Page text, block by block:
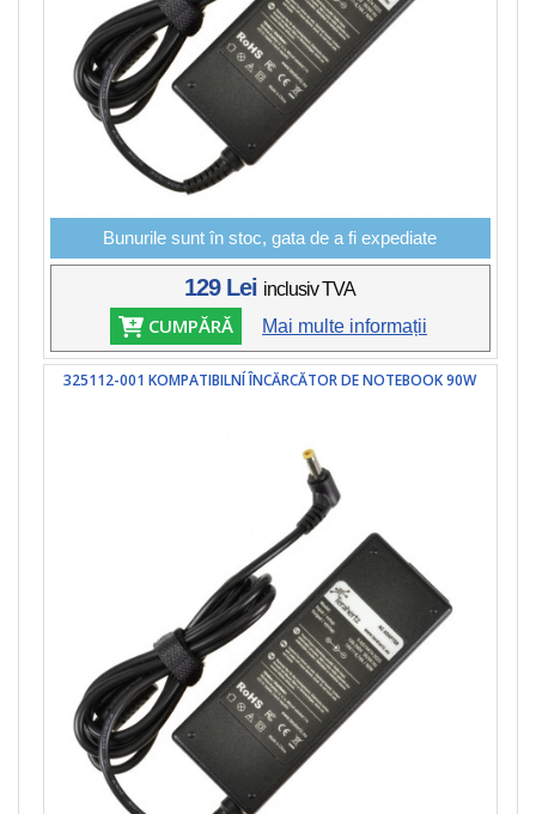
Bunurile sunt în stoc, gata de a fi expediate
129 Lei inclusiv TVA
CUMPĂRĂ Mai multe informații
325112-001 KOMPATIBILNÍ ÎNCĂRCĂTOR DE NOTEBOOK 90W